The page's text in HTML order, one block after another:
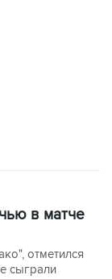
в матче
отметился
сыграли